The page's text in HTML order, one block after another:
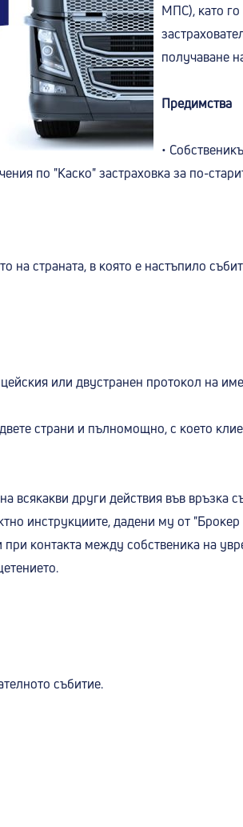
МПС), като го
получаване
Предимства
•
по "Каско" застраховка за по-
страната, в която е настъпило
или двустранен протокол на
страни и пълномощно, с което
други действия във връзка
инструкциите, дадени му от "Брокер
контакта между собственика на
събитие.